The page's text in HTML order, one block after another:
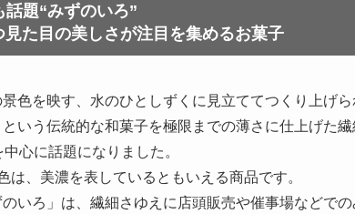
話題“みずのいろ”
見た目の美しさが注目を集めるお菓子
景色を映す、水のひとしずくに見立ててつくり上げ
という伝統的な和菓子を極限までの薄さに仕上げた
心に話題になりました。
は、美濃を表しているともいえる商品です。
いろ」は、繊細さゆえに店頭販売や催事場などで